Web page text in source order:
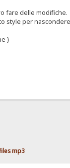
fare delle modifiche.
style per
}
mp3